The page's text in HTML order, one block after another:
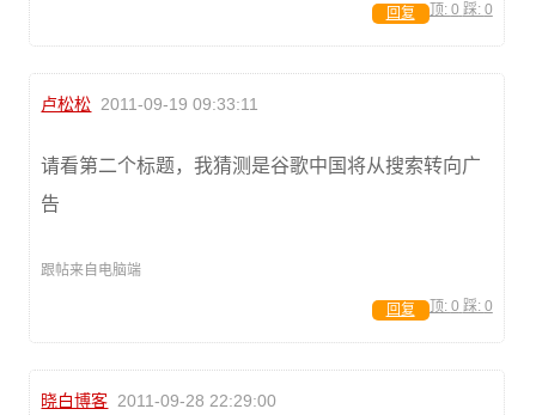
顶: 0 踩: 0
回复
卢松松 2011-09-19 09:33:11
请看第二个标题，我猜测是谷歌中国将从搜索转向广
告
跟帖来自电脑端
顶: 0 踩: 0
回复
晓白博客 2011-09-28 22:29:00